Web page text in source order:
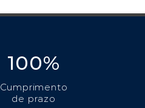
100%
Cumprimento
de prazo